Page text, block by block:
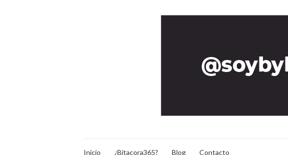
Inicio ¿Bitacora365? Blog Contacto